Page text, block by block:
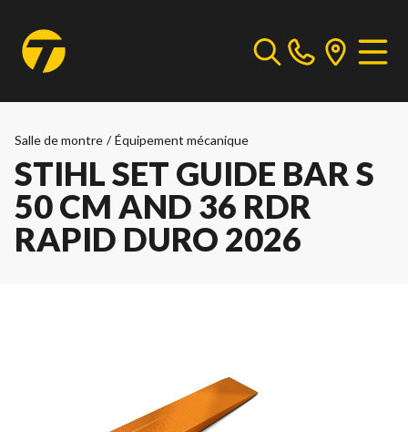
Salle de montre / Équipement mécanique
STIHL SET GUIDE BAR S
50 CM AND 36 RDR
RAPID DURO 2026